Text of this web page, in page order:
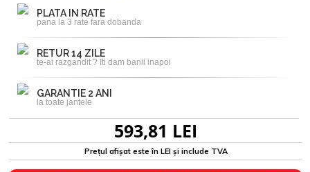
PLATA IN RATE
pana la 3 rate fara dobanda
RETUR 14 ZILE
te-ai razgandit ? Iti dam banii inapoi
GARANTIE 2 ANI
la toate jantele
593,81 LEI
Prețul afișat este în LEI și include TVA